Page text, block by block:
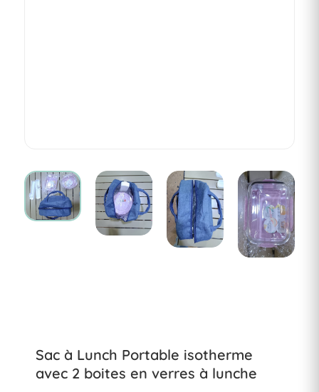
Sac à Lunch Portable isotherme
avec 2 boites en verres à lunche